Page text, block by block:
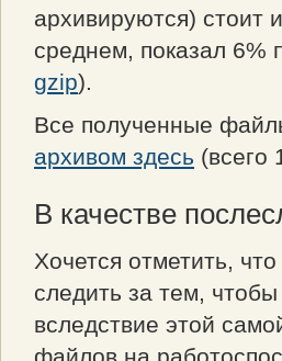
архивируются) стоит
среднем, показал 6%
gzip).
Все полученные
архивом здесь (всего
В качестве
Хочется отметить,
следить за тем,
вследствие этой